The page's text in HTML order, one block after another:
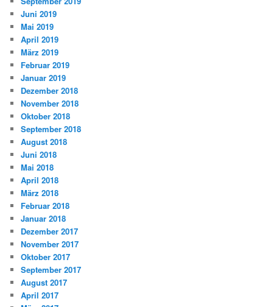
Juni 2019
Mai 2019
April 2019
März 2019
Februar 2019
Januar 2019
Dezember 2018
November 2018
Oktober 2018
September 2018
August 2018
Juni 2018
Mai 2018
April 2018
März 2018
Februar 2018
Januar 2018
Dezember 2017
November 2017
Oktober 2017
September 2017
August 2017
April 2017